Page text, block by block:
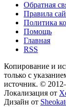
Обратная
Правила
Политика
Помощь
Главная
RSS
Копирование и
только с
источник. ©
Локализация от
Дизайн от